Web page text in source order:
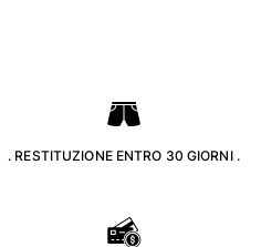
Neonato
Classico
Classico stretch
Rashguard
. RESTITUZIONE ENTRO 30 GIORNI .